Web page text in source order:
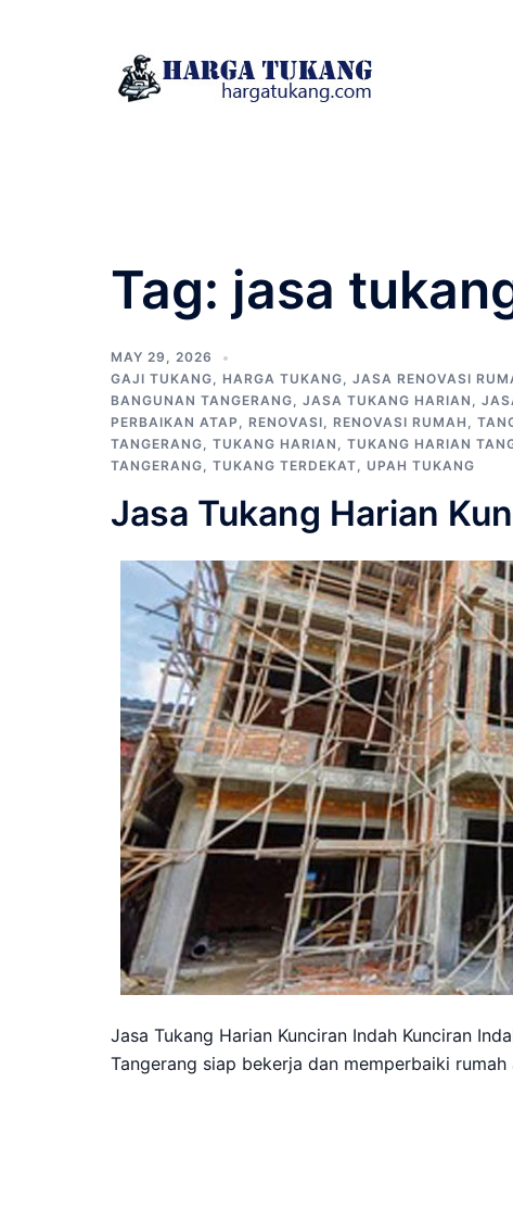
Tag: jasa
MAY 29, 2026
GAJI TUKANG, HARGA TUKANG, JASA RENOVASI
BANGUNAN TANGERANG, JASA TUKANG HARIAN ,
PERBAIKAN ATAP , RENOVASI, RENOVASI RUMAH ,
TANGERANG, TUKANG HARIAN , TUKANG HARIAN
TANGERANG, TUKANG TERDEKAT, UPAH TUKANG
Jasa Tukang Harian
Jasa Tukang Harian Kunciran Indah Kunciran
Tangerang siap bekerja dan memperbaiki